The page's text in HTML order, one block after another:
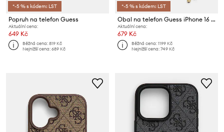
*-5 % s kódem: LST
Popruh na telefon Guess
Aktuální cena:
649 Kč
Běžná cena:819 Kč
Nejnižší cena:689 Kč
*-5 % s kódem: LST
Obal na telefon Guess iPhone 16 Pro 6.3"
Aktuální cena:
679 Kč
Běžná cena:1199 Kč
Nejnižší cena:749 Kč